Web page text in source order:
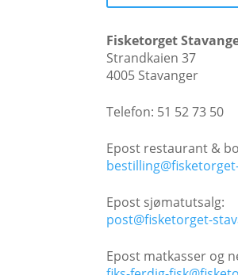
Fisketorget
Strandkaien 37
4005 Stavanger
Telefon: 51 52 73 50
Epost restaurant &
Epost sjømatutsalg:
post@fisketorget-
Epost matkasser og